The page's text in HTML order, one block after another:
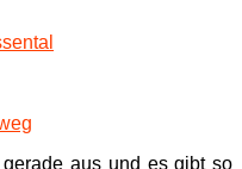
aus und es gibt so